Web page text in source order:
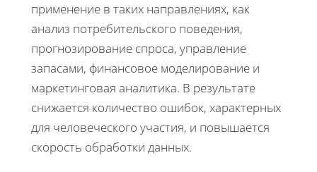
применение в таких направлениях, как
анализ потребительского поведения,
прогнозирование спроса, управление
запасами, финансовое моделирование и
маркетинговая аналитика. В результате
снижается количество ошибок, характерных
для человеческого участия, и повышается
скорость обработки данных.